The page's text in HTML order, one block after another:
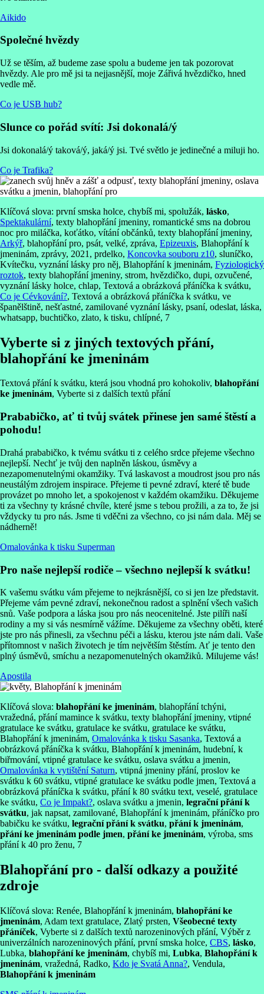
Aikido
Společné hvězdy
Už se těším, až budeme zase spolu a budeme jen tak pozorovat
hvězdy. Ale pro mě jsi ta nejjasnější, moje Zářivá hvězdičko, hned
vedle mě.
Co je USB hub?
Slunce co pořád svítí: Jsi dokonalá/ý
Jsi dokonalá/ý taková/ý, jaká/ý jsi. Tvé světlo je jedinečné a miluji ho.
Co je Trafika?
Klíčová slova: první smska holce, chybíš mi, spolužák, lásko,
Spektakulární, texty blahopřání jmeniny, romantické sms na dobrou
noc pro miláčka, koťátko, vítání občánků, texty blahopřání jmeniny,
Arkýř, blahopřání pro, psát, velké, zpráva, Epizeuxis, Blahopřání k
jmeninám, zprávy, 2021, prdelko, Koncovka souboru z10, sluníčko,
Kvítečku, vyznání lásky pro něj, Blahopřání k jmeninám, Fyziologický
roztok, texty blahopřání jmeniny, strom, hvězdičko, dupi, ozvučené,
vyznání lásky holce, chlap, Textová a obrázková přáníčka k svátku,
Co je Cévkování?, Textová a obrázková přáníčka k svátku, ve
španělštině, nešťastné, zamilované vyznání lásky, psaní, odeslat, láska,
whatsapp, buchtičko, zlato, k tisku, chlípné, 7
Vyberte si z jiných textových přání,
blahopřání ke jmeninám
Textová přání k svátku, která jsou vhodná pro kohokoliv, blahopřání
ke jmeninám, Vyberte si z dalších textů přání
Prababičko, ať ti tvůj svátek přinese jen samé štěstí a
pohodu!
Drahá prababičko, k tvému svátku ti z celého srdce přejeme všechno
nejlepší. Nechť je tvůj den naplněn láskou, úsměvy a
nezapomenutelnými okamžiky. Tvá laskavost a moudrost jsou pro nás
neustálým zdrojem inspirace. Přejeme ti pevné zdraví, které tě bude
provázet po mnoho let, a spokojenost v každém okamžiku. Děkujeme
ti za všechny ty krásné chvíle, které jsme s tebou prožili, a za to, že jsi
vždycky tu pro nás. Jsme ti vděčni za všechno, co jsi nám dala. Měj se
nádherně!
Omalovánka k tisku Superman
Pro naše nejlepší rodiče – všechno nejlepší k svátku!
K vašemu svátku vám přejeme to nejkrásnější, co si jen lze představit.
Přejeme vám pevné zdraví, nekonečnou radost a splnění všech vašich
snů. Vaše podpora a láska jsou pro nás neocenitelné. Jste pilíři naší
rodiny a my si vás nesmírně vážíme. Děkujeme za všechny oběti, které
jste pro nás přinesli, za všechnu péči a lásku, kterou jste nám dali. Vaše
přítomnost v našich životech je tím největším štěstím. Ať je tento den
plný úsměvů, smíchu a nezapomenutelných okamžiků. Milujeme vás!
Apostila
Klíčová slova: blahopřání ke jmeninám, blahopřání tchýni,
vražedná, přání mamince k svátku, texty blahopřání jmeniny, vtipné
gratulace ke svátku, gratulace ke svátku, gratulace ke svátku,
Blahopřání k jmeninám, Omalovánka k tisku Sasanka, Textová a
obrázková přáníčka k svátku, Blahopřání k jmeninám, hudební, k
biřmování, vtipné gratulace ke svátku, oslava svátku a jmenin,
Omalovánka k vytištění Saturn, vtipná jmeniny přání, proslov ke
svátku k 60 svátku, vtipné gratulace ke svátku podle jmen, Textová a
obrázková přáníčka k svátku, přání k 80 svátku text, veselé, gratulace
ke svátku, Co je Impakt?, oslava svátku a jmenin, legrační přání k
svátku, jak napsat, zamilované, Blahopřání k jmeninám, přáníčko pro
babičku ke svátku, legrační přání k svátku, přání k jmeninám,
přání ke jmeninám podle jmen, přání ke jmeninám, výroba, sms
přání k 40 pro ženu, 7
Blahopřání pro - další odkazy a použité
zdroje
Klíčová slova: Renée, Blahopřání k jmeninám, blahopřání ke
jmeninám, Adam text gratulace, Zlatý prsten, Všeobecné texty
přáníček, Vyberte si z dalších textů narozeninových přání, Výběr z
univerzálních narozeninových přání, první smska holce, CBS, lásko,
Lubka, blahopřání ke jmeninám, chybíš mi, Lubka, Blahopřání k
jmeninám, vražedná, Radko, Kdo je Svatá Anna?, Vendula,
Blahopřání k jmeninám